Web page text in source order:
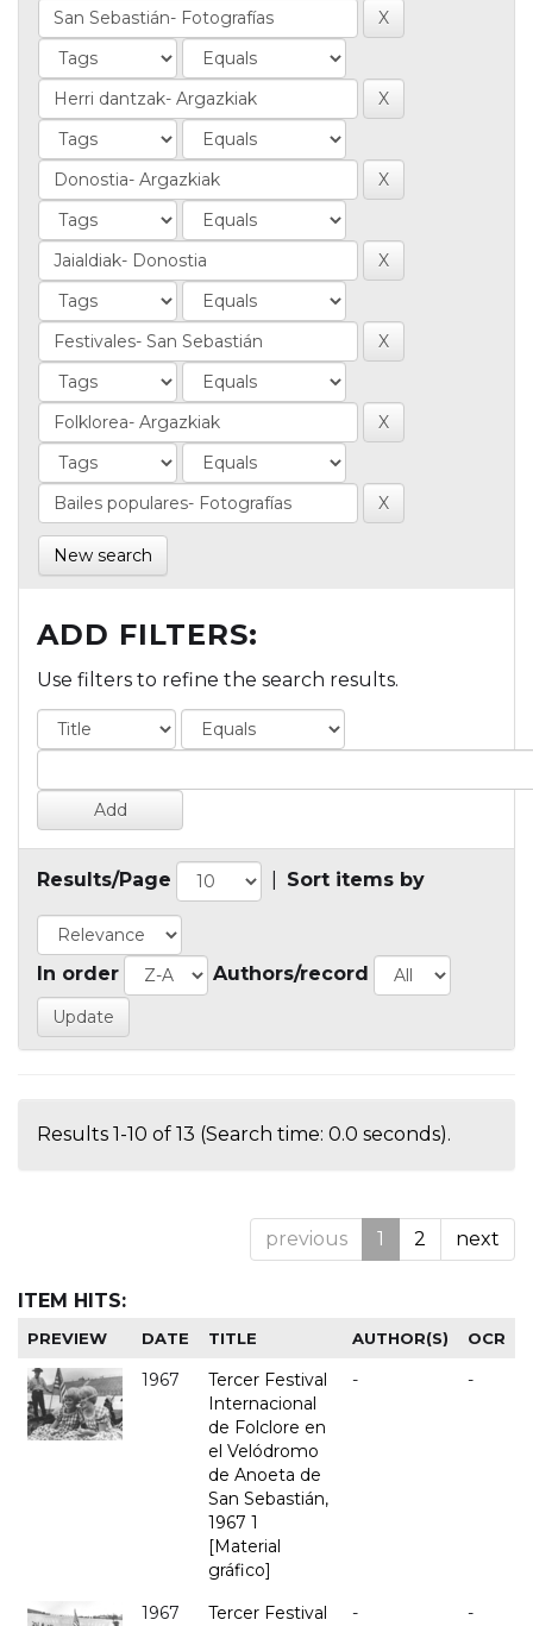
New search
ADD FILTERS:
Use filters to refine the search results.
Results/Page Sort items by
In order Authors/record
Results 1-10 of 13 (Search time: 0.0 seconds).
previous 1 2 next
ITEM HITS:
PREVIEW DATE TITLE AUTHOR(S) OCR
1967
Tercer Festival
Internacional
de Folclore en
el Velódromo
de Anoeta de
San Sebastián,
1967 1
[Material
gráfico]
- -
1967 Tercer Festival - -